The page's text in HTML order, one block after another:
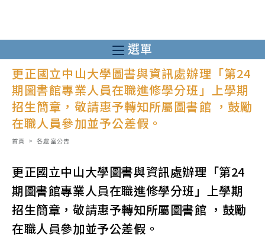
至
主
內
容
選單
更正國立中山大學圖書與資訊處辦理「第24
期圖書館專業人員在職進修學分班」上學期
招生簡章，敬請惠予轉知所屬圖書館 ，鼓勵
在職人員參加並予公差假。
首頁 > 各處室公告
更正國立中山大學圖書與資訊處辦理「第24
期圖書館專業人員在職進修學分班」上學期
招生簡章，敬請惠予轉知所屬圖書館 ，鼓勵
在職人員參加並予公差假。